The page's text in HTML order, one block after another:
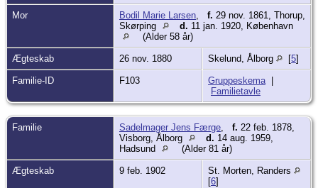
Mor Bodil Marie Larsen, f. 29 nov. 1861, Thorup,
Skørping
d. 11 jan. 1920, København
(Alder 58 år)
Ægteskab 26 nov. 1880 Skelund, Ålborg [5]
Familie-ID F103 Gruppeskema|
Familietavle
Familie Sadelmager Jens Færge, f. 22 feb. 1878,
Visborg, Ålborg
d. 14 aug. 1959,
Hadsund
(Alder 81 år)
Ægteskab 9 feb. 1902
St. Morten, Randers
[6]